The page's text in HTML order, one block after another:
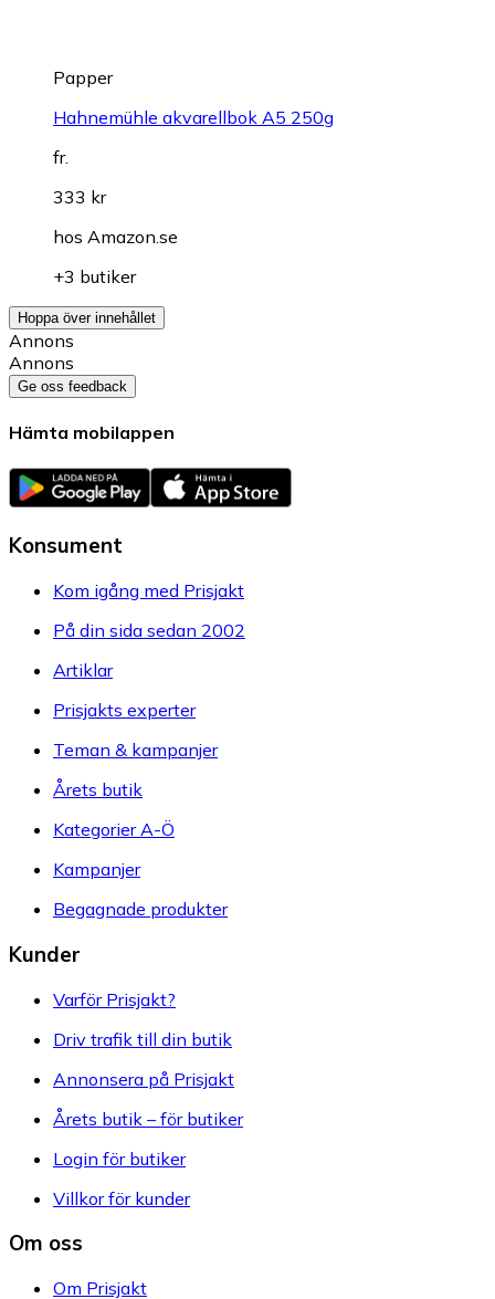
Papper
Hahnemühle akvarellbok A5 250g
fr.
333 kr
hos Amazon.se
+3 butiker
Hoppa över innehållet
Annons
Annons
Ge oss feedback
Hämta mobilappen
Konsument
Kom igång med Prisjakt
På din sida sedan 2002
Artiklar
Prisjakts experter
Teman & kampanjer
Årets butik
Kategorier A-Ö
Kampanjer
Begagnade produkter
Kunder
Varför Prisjakt?
Driv trafik till din butik
Annonsera på Prisjakt
Årets butik – för butiker
Login för butiker
Villkor för kunder
Om oss
Om Prisjakt